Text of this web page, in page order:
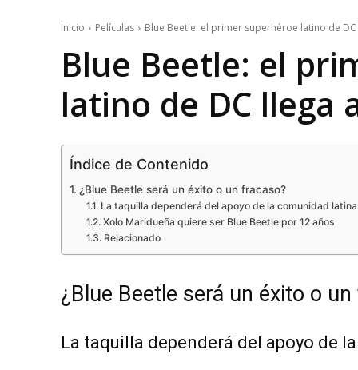
Inicio Películas Blue Beetle: el primer superhéroe latino de
Blue Beetle: el
latino de DC llega
Índice de Contenido
¿Blue Beetle será un éxito o un fracaso?
La taquilla dependerá del apoyo de la comunidad latina
Xolo Maridueña quiere ser Blue Beetle por 12 años
Relacionado
¿Blue Beetle será un éxito o
La taquilla dependerá del apoyo de